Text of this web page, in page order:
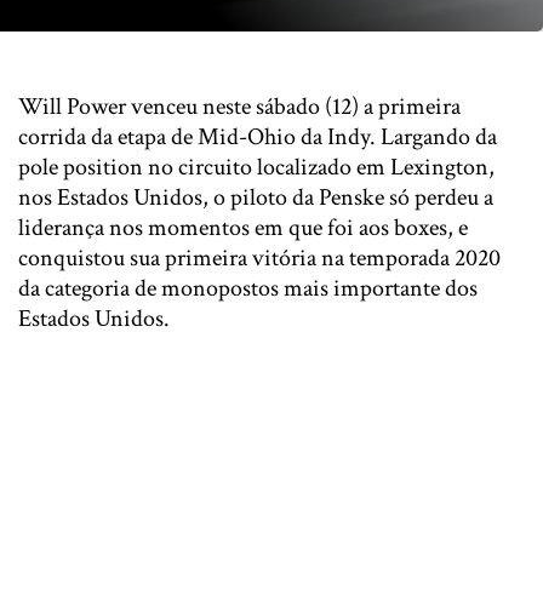
Will Power venceu neste sábado (12) a primeira
corrida da etapa de Mid-Ohio da Indy. Largando da
pole position no circuito localizado em Lexington,
nos Estados Unidos, o piloto da Penske só perdeu a
liderança nos momentos em que foi aos boxes, e
conquistou sua primeira vitória na temporada 2020
da categoria de monopostos mais importante dos
Estados Unidos.